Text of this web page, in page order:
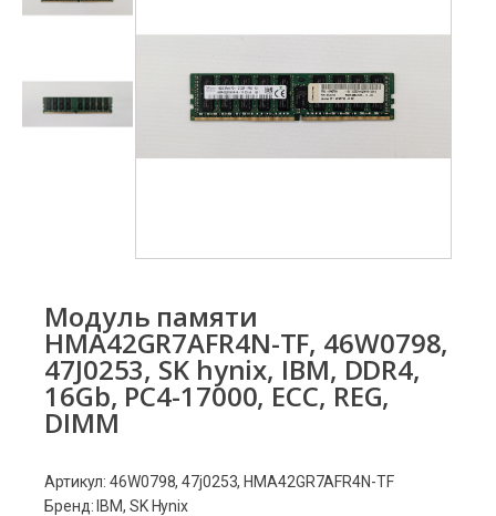
Модуль памяти
HMA42GR7AFR4N-TF, 46W0798,
47J0253, SK hynix, IBM, DDR4,
16Gb, PC4-17000, ECC, REG,
DIMM
Артикул: 46W0798, 47j0253, HMA42GR7AFR4N-TF
Бренд: IBM, SK Hynix